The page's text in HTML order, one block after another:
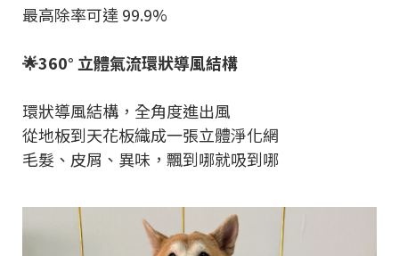
最高除率可達 99.9%
🌟360° 立體氣流環狀導風結構
環狀導風結構，全角度進出風
從地板到天花板織成一張立體淨化網
毛髮、皮屑、異味，飄到哪就吸到哪